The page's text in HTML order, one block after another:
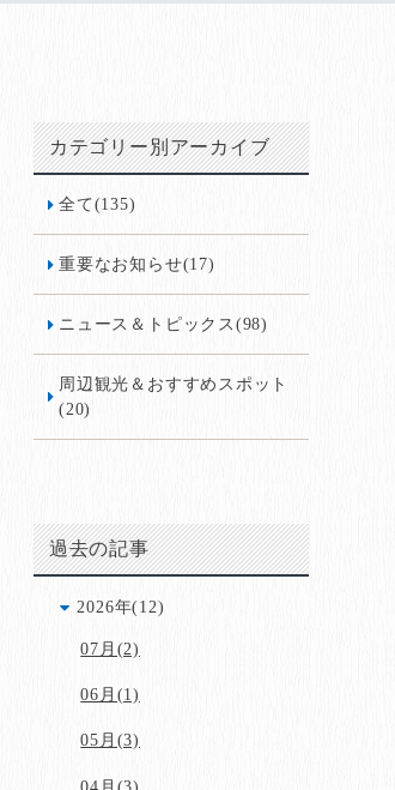
カテゴリー別アーカイブ
全て(135)
重要なお知らせ(17)
ニュース＆トピックス(98)
周辺観光＆おすすめスポット
(20)
過去の記事
2026年(12)
07月(2)
06月(1)
05月(3)
04月(3)